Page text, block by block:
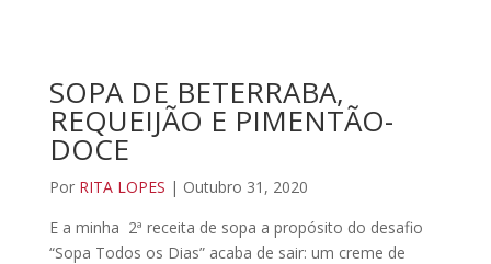
SOPA DE BETERRABA,
REQUEIJÃO E PIMENTÃO-
DOCE
Por RITA LOPES | Outubro 31, 2020
E a minha 2ª receita de sopa a propósito do desafio
“Sopa Todos os Dias” acaba de sair: um creme de